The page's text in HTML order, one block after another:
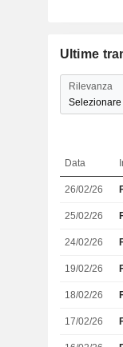
Ultime
Rilevanza
Data
26/02/26
25/02/26
24/02/26
19/02/26
18/02/26
17/02/26